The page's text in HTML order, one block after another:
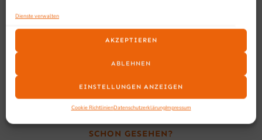
Dienste verwalten
AKZEPTIEREN
ABLEHNEN
EINSTELLUNGEN ANZEIGEN
Cookie RichtlinienDatenschutzerklärungImpressum
Gastro mit hoher Kapazität und stabiler Tiefkühlleistung
benötigt wird.
SCHON GESEHEN?